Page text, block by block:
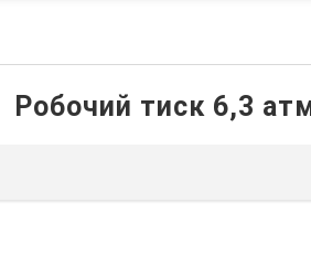
Робочий тиск 6,3